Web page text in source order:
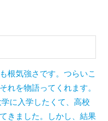
根気強さです。つらいこ
れを物語ってくれます。
に入学したくて、高校
きました。しかし、結果